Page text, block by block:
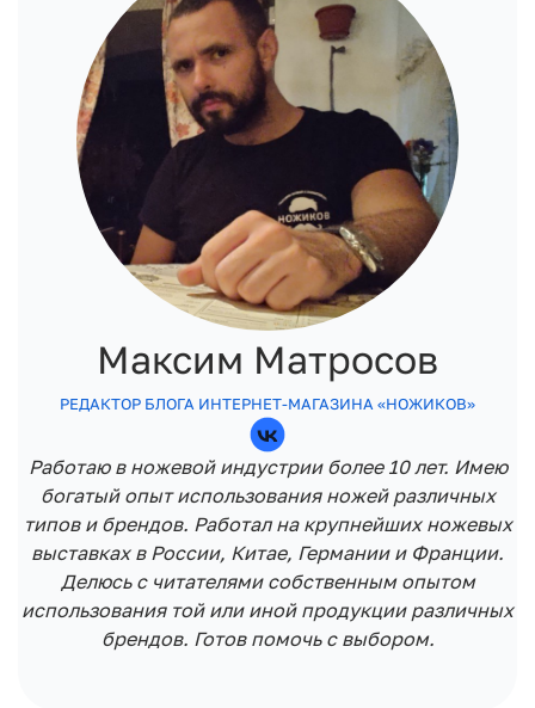
Максим Матросов
РЕДАКТОР БЛОГА ИНТЕРНЕТ-МАГАЗИНА «НОЖИКОВ»
Работаю в ножевой индустрии более 10 лет. Имею
богатый опыт использования ножей различных
типов и брендов. Работал на крупнейших ножевых
выставках в России, Китае, Германии и Франции.
Делюсь с читателями собственным опытом
использования той или иной продукции различных
брендов. Готов помочь с выбором.